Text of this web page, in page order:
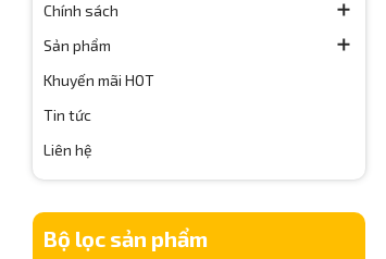
Chính sách
Sản phẩm
Khuyến mãi HOT
Tin tức
Liên hệ
Bộ lọc sản phẩm